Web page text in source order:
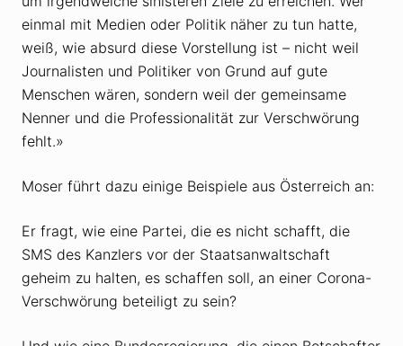
einmal mit Medien oder Politik näher zu tun hatte,
weiß, wie absurd diese Vorstellung ist – nicht weil
Journalisten und Politiker von Grund auf gute
Menschen wären, sondern weil der gemeinsame
Nenner und die Professionalität zur Verschwörung
fehlt.»
Moser führt dazu einige Beispiele aus Österreich an:
Er fragt, wie eine Partei, die es nicht schafft, die
SMS des Kanzlers vor der Staatsanwaltschaft
geheim zu halten, es schaffen soll, an einer Corona-
Verschwörung beteiligt zu sein?